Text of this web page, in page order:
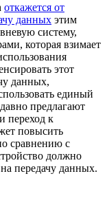
откажется от
данных этим
систему,
которая взимает
этот
данных,
единый
предлагают
переход к
повысить
сравнению с
должно
передачу данных.